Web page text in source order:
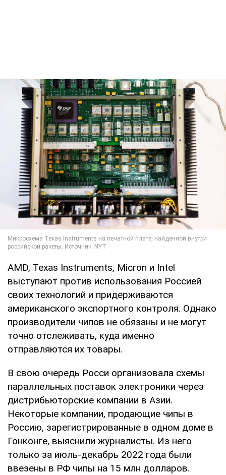
AMD, Texas Instruments, Micron и Intel
выступают против использования Россией
своих технологий и придерживаются
американского экспортного контроля. Однако
производители чипов не обязаны и не могут
точно отслеживать, куда именно
отправляются их товары.
В свою очередь Росси организовала схемы
параллельных поставок электроники через
дистрибьюторские компании в Азии.
Некоторые компании, продающие чипы в
Россию, зарегистрированные в одном доме в
Гонконге, выяснили журналисты. Из него
только за июль-декабрь 2022 года были
ввезены в РФ чипы на 15 млн долларов.